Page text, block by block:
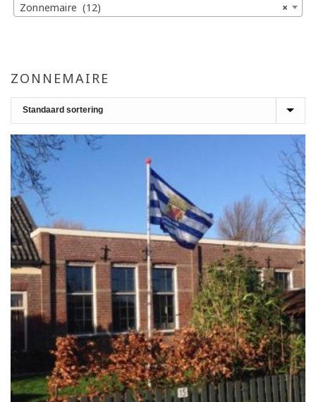
ZONNEMAIRE
×
Zonnemaire (12)